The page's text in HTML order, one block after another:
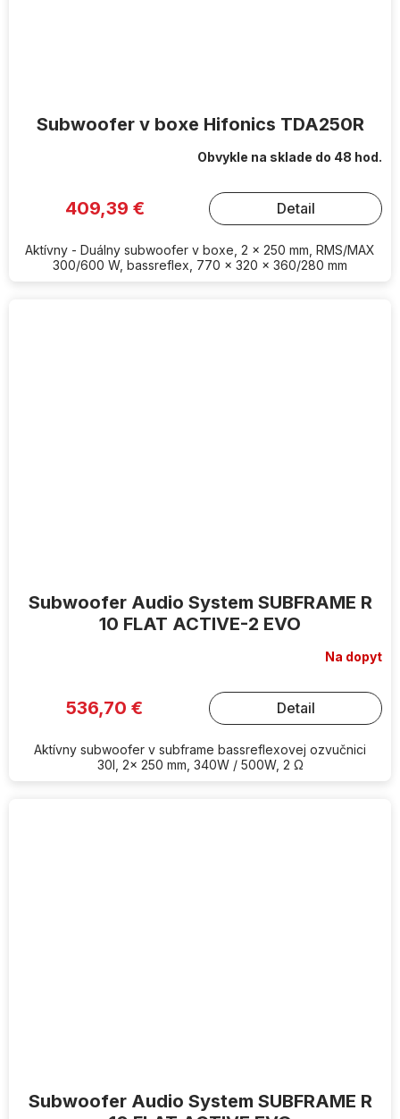
Subwoofer v boxe Hifonics TDA250R
Obvykle na sklade do 48 hod.
409,39 € Detail
Aktívny - Duálny subwoofer v boxe, 2 x 250 mm, RMS/MAX
300/600 W, bassreflex, 770 x 320 x 360/280 mm
Subwoofer Audio System SUBFRAME R
10 FLAT ACTIVE-2 EVO
Na dopyt
536,70 € Detail
Aktívny subwoofer v subframe bassreflexovej ozvučnici
30l, 2x 250 mm, 340W / 500W, 2 Ω
Subwoofer Audio System SUBFRAME R